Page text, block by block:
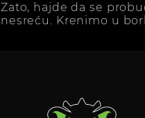
Zato, hajde da se
nesreću. Krenimo u